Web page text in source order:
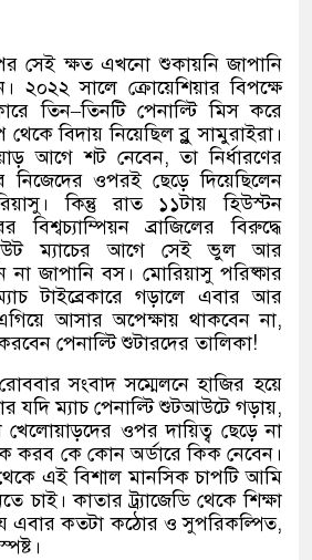
সেই ক্ষত এখনো শুকায়নি জাপানি
২০২২ সালে ক্রোয়েশিয়ার বিপক্ষে
তিন–তিনটি পেনাল্টি মিস করে
বিদায় নিয়েছিল ব্লু সামুরাইরা।
আগে শট নেবেন,তা নির্ধারণের
নিজেদের ওপরই ছেড়ে দিয়েছিলেন
কিন্তু রাত ১১টায় হিউস্টন
বিশ্বচ্যাম্পিয়ন ব্রাজিলের বিরুদ্ধে
ম্যাচের আগে সেই ভুল আর
না জাপানি বস। মোরিয়াসু পরিষ্কার
টাইব্রেকারে গড়ালে এবার আর
এগিয়ে আসার অপেক্ষায় থাকবেন না,
পেনাল্টি শুটারদের তালিকা!
সংবাদ সম্মেলনে হাজির হয়ে
যদি ম্যাচ পেনাল্টি শুটআউটে গড়ায়,
ওপর দায়িত্ব ছেড়ে না
করব কে কোন অর্ডারে কিক নেবেন।
এই বিশাল মানসিক চাপটি আমি
চাই। কাতার ট্র্যাজেডি থেকে শিক্ষা
এবার কতটা কঠোর ও সুপরিকল্পিত,